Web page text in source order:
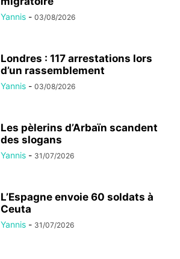
Yannis - 03/08/2026
Londres : 117 arrestations lors
d’un rassemblement
Yannis - 03/08/2026
Les pèlerins d’Arbaïn scandent
des slogans
Yannis - 31/07/2026
L’Espagne envoie 60 soldats à
Ceuta
Yannis - 31/07/2026